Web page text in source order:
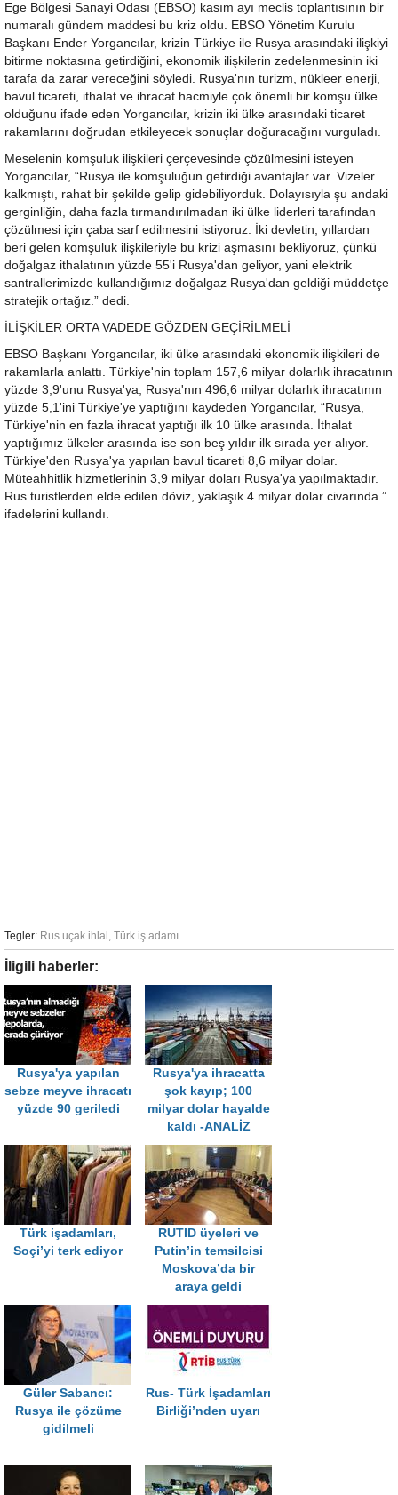
Ege Bölgesi Sanayi Odası (EBSO) kasım ayı meclis toplantısının bir
numaralı gündem maddesi bu kriz oldu. EBSO Yönetim Kurulu
Başkanı Ender Yorgancılar, krizin Türkiye ile Rusya arasındaki ilişkiyi
bitirme noktasına getirdiğini, ekonomik ilişkilerin zedelenmesinin iki
tarafa da zarar vereceğini söyledi. Rusya'nın turizm, nükleer enerji,
bavul ticareti, ithalat ve ihracat hacmiyle çok önemli bir komşu ülke
olduğunu ifade eden Yorgancılar, krizin iki ülke arasındaki ticaret
rakamlarını doğrudan etkileyecek sonuçlar doğuracağını vurguladı.
Meselenin komşuluk ilişkileri çerçevesinde çözülmesini isteyen
Yorgancılar, “Rusya ile komşuluğun getirdiği avantajlar var. Vizeler
kalkmıştı, rahat bir şekilde gelip gidebiliyorduk. Dolayısıyla şu andaki
gerginliğin, daha fazla tırmandırılmadan iki ülke liderleri tarafından
çözülmesi için çaba sarf edilmesini istiyoruz. İki devletin, yıllardan
beri gelen komşuluk ilişkileriyle bu krizi aşmasını bekliyoruz, çünkü
doğalgaz ithalatının yüzde 55'i Rusya'dan geliyor, yani elektrik
santrallerimizde kullandığımız doğalgaz Rusya'dan geldiği müddetçe
stratejik ortağız.” dedi.
İLİŞKİLER ORTA VADEDE GÖZDEN GEÇİRİLMELİ
EBSO Başkanı Yorgancılar, iki ülke arasındaki ekonomik ilişkileri de
rakamlarla anlattı. Türkiye'nin toplam 157,6 milyar dolarlık ihracatının
yüzde 3,9'unu Rusya'ya, Rusya'nın 496,6 milyar dolarlık ihracatının
yüzde 5,1'ini Türkiye'ye yaptığını kaydeden Yorgancılar, “Rusya,
Türkiye'nin en fazla ihracat yaptığı ilk 10 ülke arasında. İthalat
yaptığımız ülkeler arasında ise son beş yıldır ilk sırada yer alıyor.
Türkiye'den Rusya'ya yapılan bavul ticareti 8,6 milyar dolar.
Müteahhitlik hizmetlerinin 3,9 milyar doları Rusya'ya yapılmaktadır.
Rus turistlerden elde edilen döviz, yaklaşık 4 milyar dolar civarında.”
ifadelerini kullandı.
Tegler: Rus uçak ihlal , Türk iş adamı
İligili haberler:
Rusya'ya yapılan
sebze meyve ihracatı
yüzde 90 geriledi
Rusya'ya ihracatta
şok kayıp; 100
milyar dolar hayalde
kaldı -ANALİZ
Türk işadamları,
Soçi’yi terk ediyor
RUTID üyeleri ve
Putin’in temsilcisi
Moskova’da bir
araya geldi
Güler Sabancı:
Rusya ile çözüme
gidilmeli
Rus- Türk İşadamları
Birliği’nden uyarı